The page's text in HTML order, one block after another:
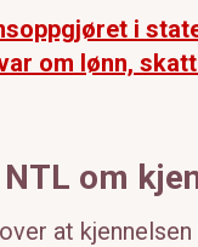
i
om lønn,
om
at